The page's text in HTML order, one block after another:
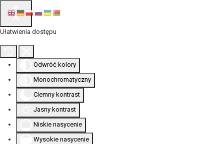
Ułatwienia dostępu
Odwróć kolory
Monochromatyczny
Ciemny kontrast
Jasny kontrast
Niskie nasycenie
Wysokie nasycenie